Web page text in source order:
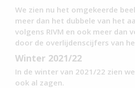
We zien nu het omgekeerde
meer dan het dubbele van het
volgens RIVM en ook meer dan
door de overlijdenscijfers van
Winter 2021/22
In de winter van 2021/22 zien
ook al zagen.